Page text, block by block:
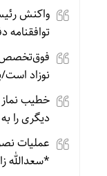
واکنش
توافقنامه
فوق‌تخصص
نوزاد است/
خطیب
دیگری را
*سعدالله